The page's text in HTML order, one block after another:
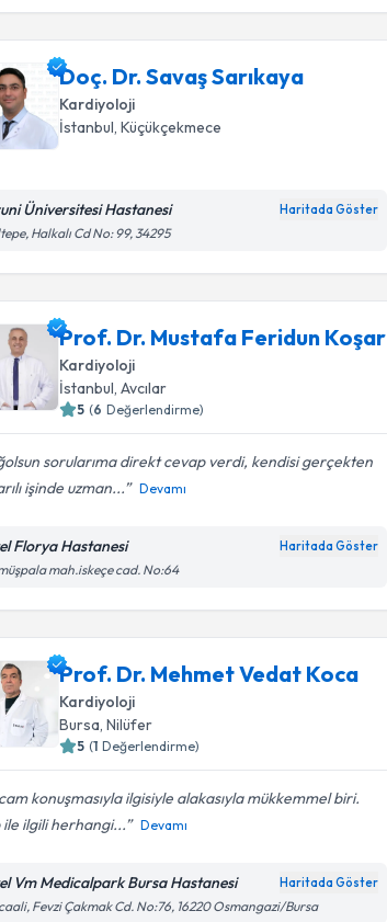
Doç. Dr. Savaş Sarıkaya
Kardiyoloji
İstanbul, Küçükçekmece
Üniversitesi Hastanesi Haritada Göster
Halkalı Cd No: 99, 34295
Prof. Dr. Mustafa Feridun Koşar
Kardiyoloji
İstanbul, Avcılar
5 (6 Değerlendirme)
sorularıma direkt cevap verdi, kendisi gerçekten
işinde uzman...
Devamı
Florya Hastanesi Haritada Göster
mah.iskeçe cad. No:64
Prof. Dr. Mehmet Vedat Koca
Kardiyoloji
Bursa, Nilüfer
5 (1 Değerlendirme)
konuşmasıyla ilgisiyle alakasıyla mükkemmel biri.
ile ilgili herhangi...
Devamı
Vm Medicalpark Bursa Hastanesi Haritada Göster
Fevzi Çakmak Cd. No:76, 16220 Osmangazi/Bursa